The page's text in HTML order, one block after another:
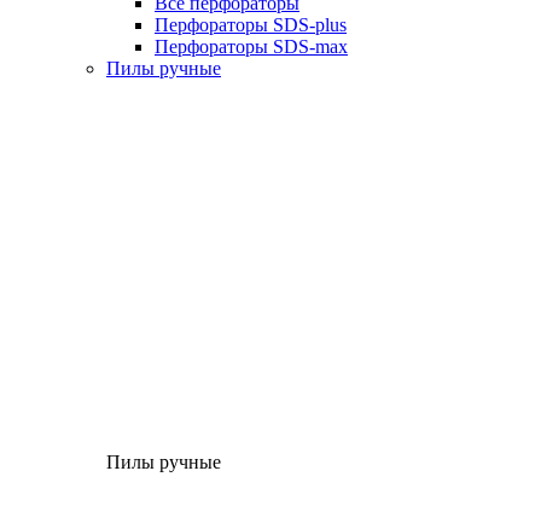
Перфораторы SDS-plus
Перфораторы SDS-max
Пилы ручные
Пилы ручные